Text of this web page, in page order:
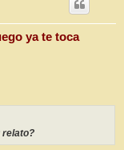
ya te toca
relato?